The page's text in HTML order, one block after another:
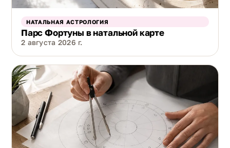
НАТАЛЬНАЯ АСТРОЛОГИЯ
Парс Фортуны в натальной карте
2 августа 2026 г.